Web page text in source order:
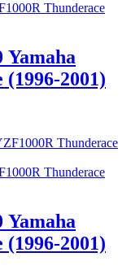
Thunderace
Yamaha
2001)
Thunderace
Yamaha
2001)